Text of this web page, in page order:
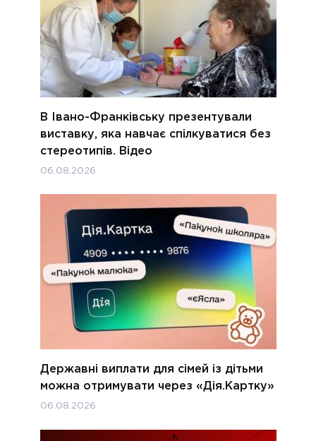
В Івано-Франківську презентували
виставку, яка навчає спілкуватися без
стереотипів. Відео
06.08.2026
Державні виплати для сімей із дітьми
можна отримувати через «Дія.Картку»
06.08.2026